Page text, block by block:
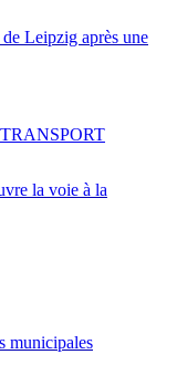
Leipzig après une
la voie à la
municipales